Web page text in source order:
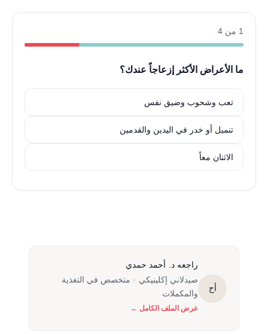
1 من 4
ما الأعراض الأكثر إزعاجاً عندك؟
تعب وشحوب وضيق نفس
تنميل أو خدر في اليدين والقدمين
الاثنان معاً
أح
راجعه د. أحمد حمدي
صيدلاني إكلينيكي · متخصص في التغذية
والمكملات
عرض الملف الكامل ←